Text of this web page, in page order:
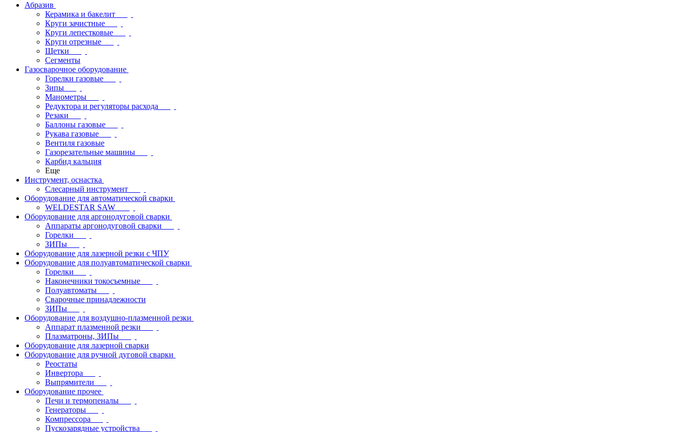
Абразив
Керамика и бакелит
Круги зачистные
Круги лепестковые
Круги отрезные
Щетки
Сегменты
Газосварочное оборудование
Горелки газовые
Зипы
Манометры
Редуктора и регуляторы расхода
Резаки
Баллоны газовые
Рукава газовые
Вентиля газовые
Газорезательные машины
Карбид кальция
Еще
Инструмент, оснастка
Слесарный инструмент
Оборудование для автоматической сварки
WELDESTAR SAW
Оборудование для аргонодуговой сварки
Аппараты аргонодуговой сварки
Горелки
ЗИПы
Оборудование для лазерной резки с ЧПУ
Оборудование для полуавтоматической сварки
Горелки
Наконечники токосъемные
Полуавтоматы
Сварочные принадлежности
ЗИПы
Оборудование для воздушно-плазменной резки
Аппарат плазменной резки
Плазматроны, ЗИПы
Оборудование для лазерной сварки
Оборудование для ручной дуговой сварки
Реостаты
Инвертора
Выпрямители
Оборудование прочее
Печи и термопеналы
Генераторы
Компрессора
Пускозарядные устройства